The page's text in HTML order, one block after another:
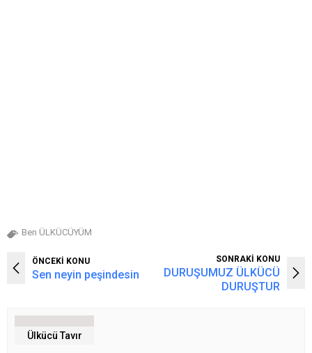
Ben ÜLKÜCÜYÜM
ÖNCEKİ KONU
Sen neyin peşindesin
SONRAKİ KONU
DURUŞUMUZ ÜLKÜCÜ
DURUŞTUR
Ülkücü Tavır